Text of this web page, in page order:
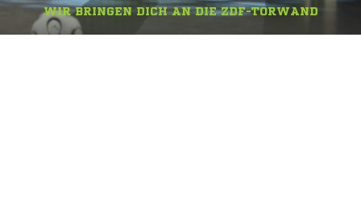
WIR BRINGEN DICH AN DIE ZDF-TORWAND